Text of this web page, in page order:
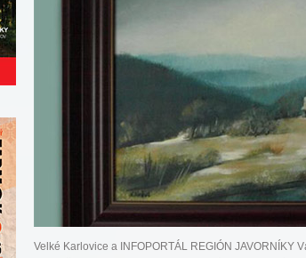
Velké Karlovice a INFOPORTÁL REGIÓN JAVORNÍKY